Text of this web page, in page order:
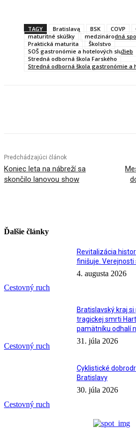
TAGY Bratislava BSK COVP
maturitné skúšky
medzinárodná
Praktická maturita
Školstvo
SOŠ gastronómie a hotelových služieb
Stredná odborná škola Farského
Stredná odborná škola gastronómie a
Predchádzajúci článok
Koniec leta na nábreží sa
skončilo lanovou show
Ďalšie články
Cestovný ruch
Revitalizácia
finišuje.
4. augusta 2026
Cestovný ruch
Bratislavský kraj
tragickej smrti
pamätníku odhalí
31. júla 2026
Cestovný ruch
Cyklistické
Bratislavy
30. júla 2026